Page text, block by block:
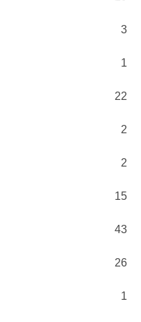
3
1
22
2
2
15
43
26
1